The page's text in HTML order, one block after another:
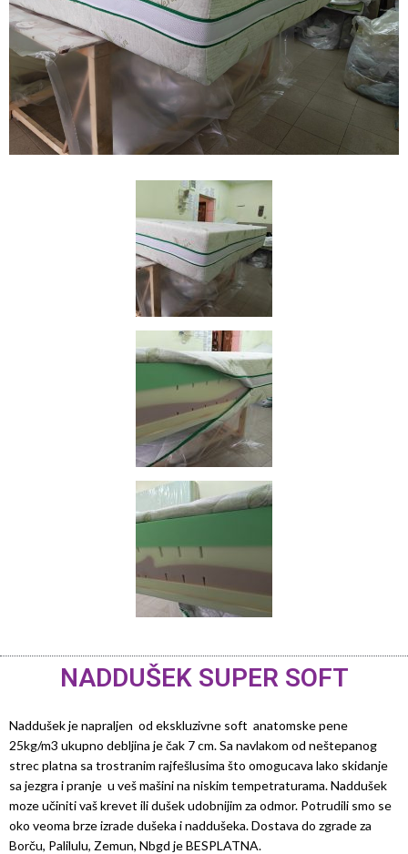
NADDUŠEK SUPER SOFT
Naddušek je napraljen od ekskluzivne soft anatomske pene
25kg/m3 ukupno debljina je čak 7 cm. Sa navlakom od neštepanog
strec platna sa trostranim rajfešlusima što omogucava lako skidanje
sa jezgra i pranje u veš mašini na niskim tempetraturama. Naddušek
moze učiniti vaš krevet ili dušek udobnijim za odmor. Potrudili smo se
oko veoma brze izrade dušeka i naddušeka. Dostava do zgrade za
Borču, Palilulu, Zemun, Nbgd je BESPLATNA.